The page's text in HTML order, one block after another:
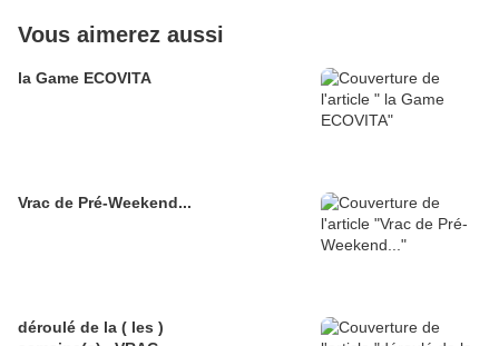
Vous aimerez aussi
la Game ECOVITA
Vrac de Pré-Weekend...
déroulé de la ( les )